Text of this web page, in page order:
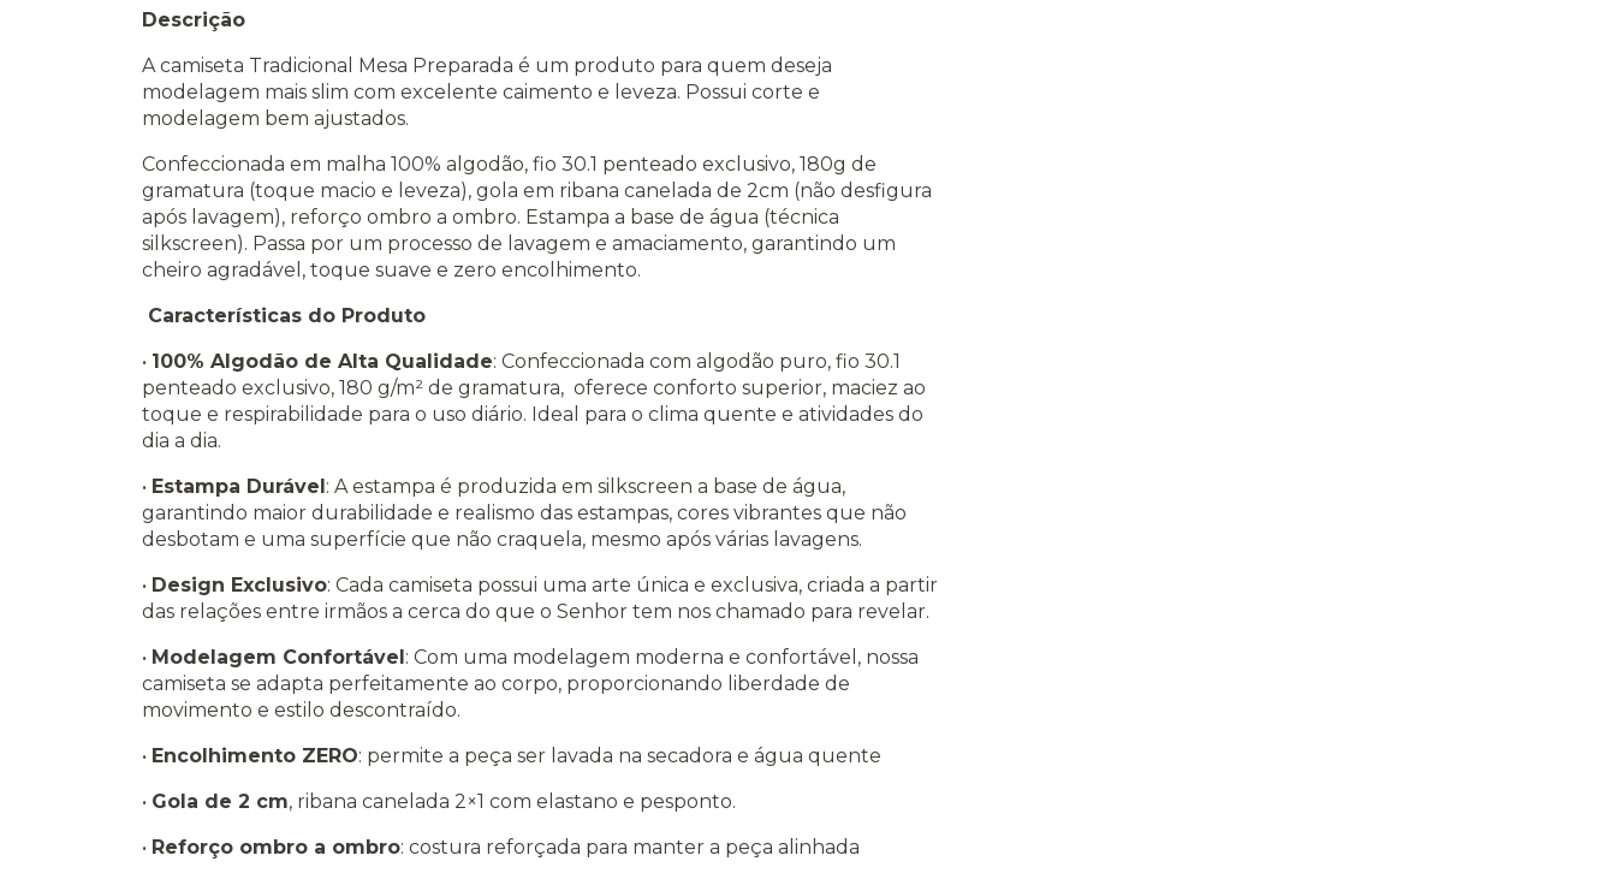
Descrição
A camiseta Tradicional Mesa Preparada é um produto para quem deseja
modelagem mais slim com excelente caimento e leveza. Possui corte e
modelagem bem ajustados.
Confeccionada em malha 100% algodão, fio 30.1 penteado exclusivo, 180g de
gramatura (toque macio e leveza), gola em ribana canelada de 2cm (não desfigura
após lavagem), reforço ombro a ombro. Estampa a base de água (técnica
silkscreen). Passa por um processo de lavagem e amaciamento, garantindo um
cheiro agradável, toque suave e zero encolhimento.
Características do Produto
• 100% Algodão de Alta Qualidade: Confeccionada com algodão puro, fio 30.1
penteado exclusivo, 180 g/m² de gramatura, oferece conforto superior, maciez ao
toque e respirabilidade para o uso diário. Ideal para o clima quente e atividades do
dia a dia.
• Estampa Durável: A estampa é produzida em silkscreen a base de água,
garantindo maior durabilidade e realismo das estampas, cores vibrantes que não
desbotam e uma superfície que não craquela, mesmo após várias lavagens.
• Design Exclusivo: Cada camiseta possui uma arte única e exclusiva, criada a partir
das relações entre irmãos a cerca do que o Senhor tem nos chamado para revelar.
• Modelagem Confortável: Com uma modelagem moderna e confortável, nossa
camiseta se adapta perfeitamente ao corpo, proporcionando liberdade de
movimento e estilo descontraído.
• Encolhimento ZERO: permite a peça ser lavada na secadora e água quente
• Gola de 2 cm, ribana canelada 2×1 com elastano e pesponto.
• Reforço ombro a ombro: costura reforçada para manter a peça alinhada